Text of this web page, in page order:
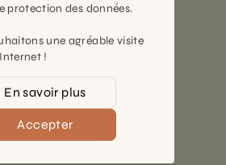
protection des données.
une agréable visite
!
En savoir plus
Accepter